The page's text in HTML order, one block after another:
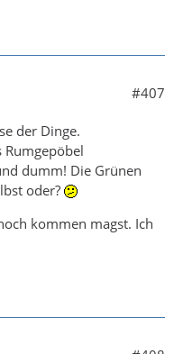
#407
der Dinge.
dumm! Die Grünen
oder?
kommen magst. Ich